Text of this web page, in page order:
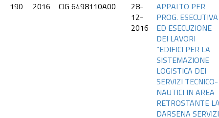
190
2016 CIG 6498110A00
28-
12-
2016
APPALTO PER
PROG. ESECUTIVA
ED ESECUZIONE
DEI LAVORI
“EDIFICI PER LA
SISTEMAZIONE
LOGISTICA DEI
SERVIZI TECNICO-
NAUTICI IN AREA
RETROSTANTE
DARSENA